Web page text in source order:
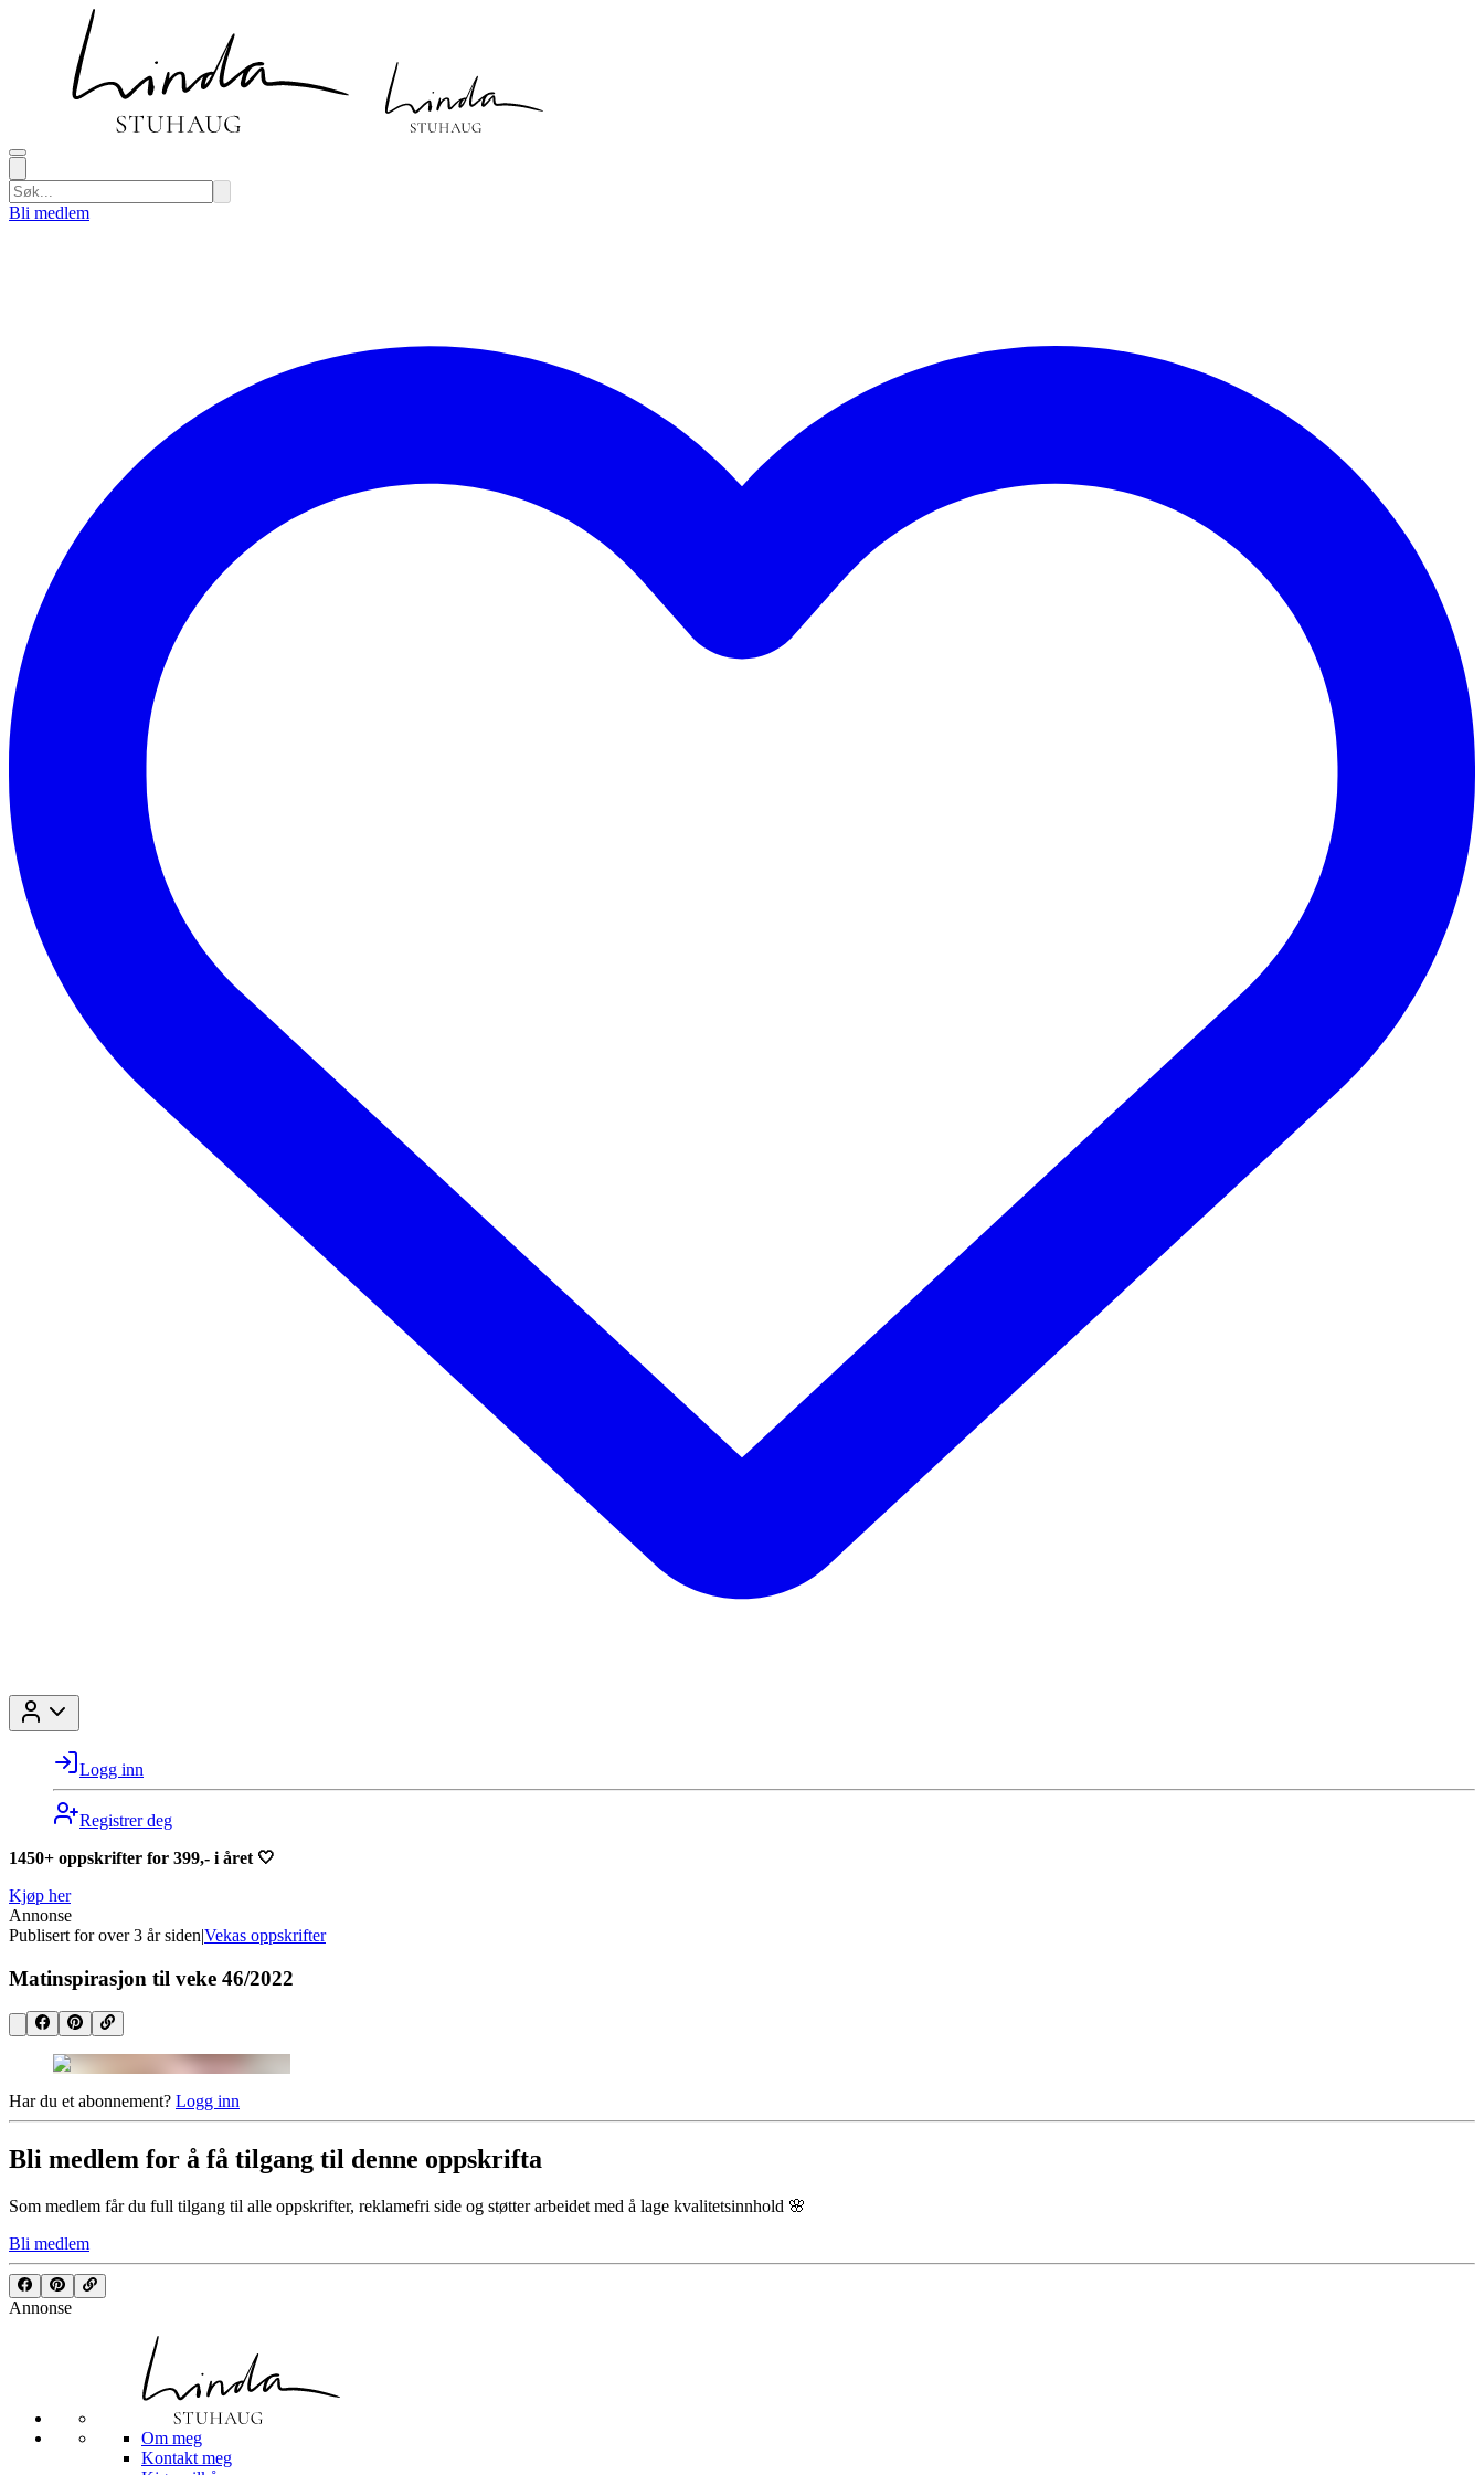
Bli medlem
Logg inn
Registrer deg
1450+ oppskrifter for 399,- i året 🤍
Kjøp her
Annonse
Publisert for over 3 år siden|Vekas oppskrifter
Matinspirasjon til veke 46/2022
Har du et abonnement? Logg inn
Bli medlem for å få tilgang til denne oppskrifta
Som medlem får du full tilgang til alle oppskrifter, reklamefri side og støtter arbeidet med å lage kvalitetsinnhold 🌸
Bli medlem
Annonse
Om meg
Kontakt meg